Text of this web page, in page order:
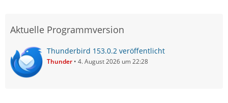
Aktuelle Programmversion
Thunderbird 153.0.2 veröffentlicht
Thunder 4. August 2026 um 22:28